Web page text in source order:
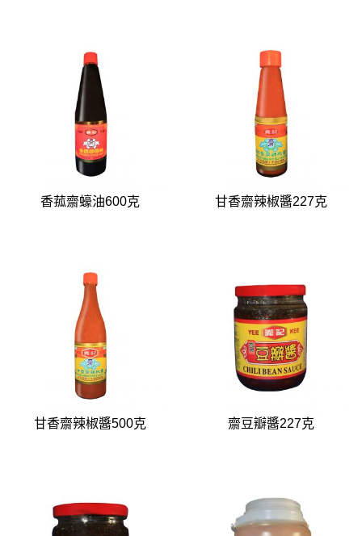
香菰齋蠔油600克 甘香齋辣椒醬227克
甘香齋辣椒醬500克 齋豆瓣醬227克